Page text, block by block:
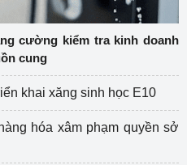
cường kiểm tra kinh doanh
cung
khai xăng sinh học E10
hóa xâm phạm quyền sở